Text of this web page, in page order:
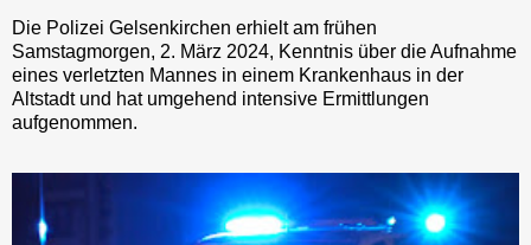
Die Polizei Gelsenkirchen erhielt am frühen
Samstagmorgen, 2. März 2024, Kenntnis über die Aufnahme
eines verletzten Mannes in einem Krankenhaus in der
Altstadt und hat umgehend intensive Ermittlungen
aufgenommen.